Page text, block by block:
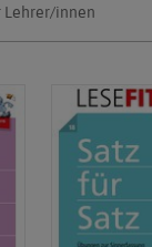
Lehrer/innen